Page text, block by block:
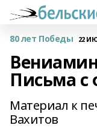
80 лет Победы 22
Письма с
Материал к
Вахитов